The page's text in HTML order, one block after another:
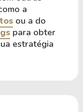
a
ou a do
para obter
estratégia